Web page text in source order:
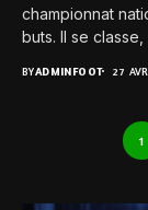
championnat
buts. Il se classe,
BYADMINFOOT 27
1